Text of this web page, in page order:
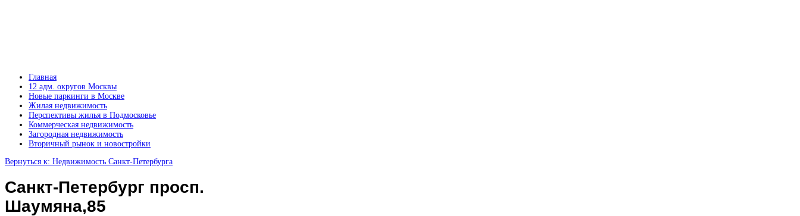
Главная
12 адм. округов Москвы
Новые паркинги в Москве
Жилая недвижимость
Перспективы жилья в Подмосковье
Коммерческая недвижимость
Загородная недвижимость
Вторичный рынок и новостройки
Вернуться к: Недвижимость Санкт-Петербурга
Санкт-Петербург просп.
Шаумяна,85